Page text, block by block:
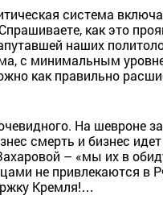
система
как это
наших
с минимальным
как правильно
На шевроне
смерть и бизнес
– «мы их в
не привлекаются в
Кремля!…